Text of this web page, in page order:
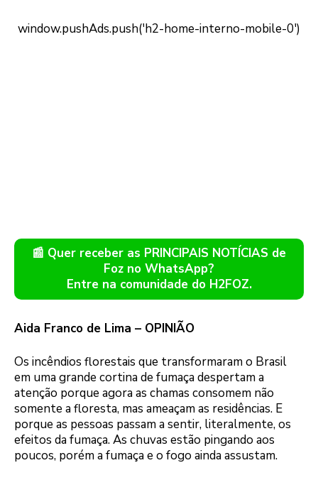
📰 Quer receber as PRINCIPAIS NOTÍCIAS de
Foz no WhatsApp?
Entre na comunidade do H2FOZ.
Aida Franco de Lima – OPINIÃO
Os incêndios florestais que transformaram o Brasil
em uma grande cortina de fumaça despertam a
atenção porque agora as chamas consomem não
somente a floresta, mas ameaçam as residências. E
porque as pessoas passam a sentir, literalmente, os
efeitos da fumaça. As chuvas estão pingando aos
poucos, porém a fumaça e o fogo ainda assustam.